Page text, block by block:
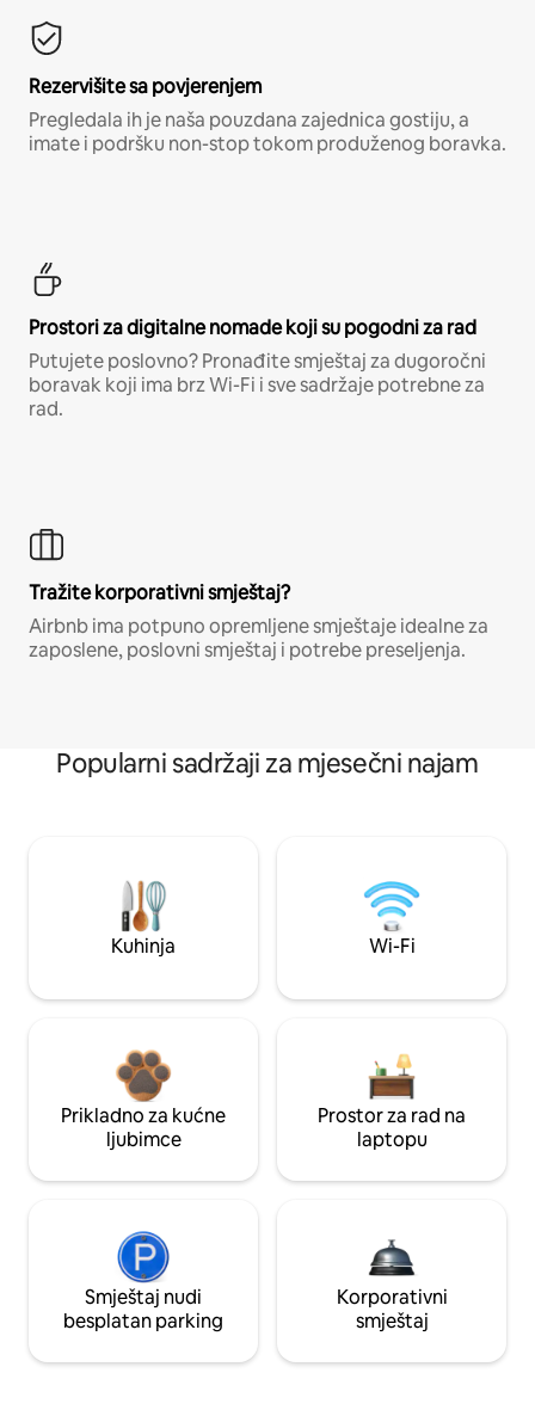
Rezervišite sa povjerenjem
Pregledala ih je naša pouzdana zajednica gostiju, a
imate i podršku non-stop tokom produženog boravka.
Prostori za digitalne nomade koji su pogodni za rad
Putujete poslovno? Pronađite smještaj za dugoročni
boravak koji ima brz Wi-Fi i sve sadržaje potrebne za
rad.
Tražite korporativni smještaj?
Airbnb ima potpuno opremljene smještaje idealne za
zaposlene, poslovni smještaj i potrebe preseljenja.
Popularni sadržaji za mjesečni najam
Kuhinja Wi-Fi
Prikladno za kućne
ljubimce
Prostor za rad na
laptopu
Smještaj nudi
besplatan parking
Korporativni
smještaj